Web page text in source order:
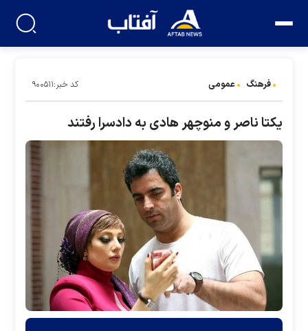
فرهنگ عمومی کد خبر:۹۰۰۵۱۱
یکتا ناصر و منوچهر هادی به دادسرا رفتند